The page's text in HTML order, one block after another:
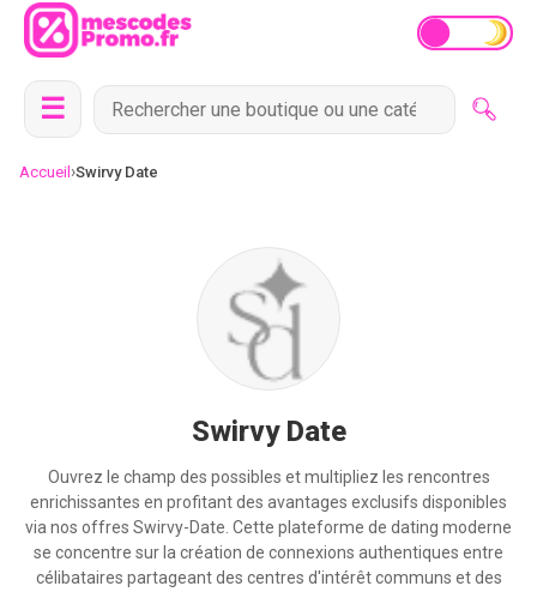
☰
Accueil ›Swirvy Date
Swirvy Date
Ouvrez le champ des possibles et multipliez les rencontres
enrichissantes en profitant des avantages exclusifs disponibles
via nos offres Swirvy-Date. Cette plateforme de dating moderne
se concentre sur la création de connexions authentiques entre
célibataires partageant des centres d'intérêt communs et des